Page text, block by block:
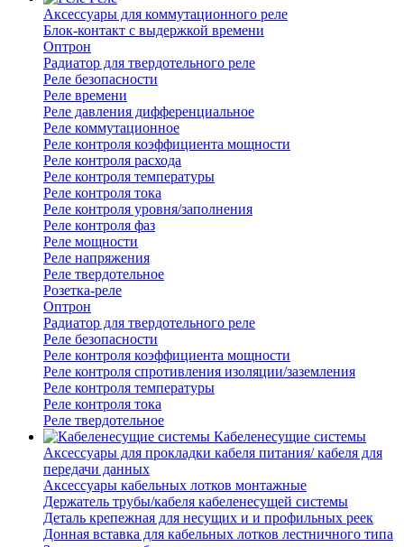
Аксессуары для коммутационного реле
Блок-контакт с выдержкой времени
Оптрон
Радиатор для твердотельного реле
Реле безопасности
Реле времени
Реле давления дифференциальное
Реле коммутационное
Реле контроля коэффициента мощности
Реле контроля расхода
Реле контроля температуры
Реле контроля тока
Реле контроля уровня/заполнения
Реле контроля фаз
Реле мощности
Реле напряжения
Реле твердотельное
Розетка-реле
Оптрон
Радиатор для твердотельного реле
Реле безопасности
Реле контроля коэффициента мощности
Реле контроля спротивления изоляции/заземления
Реле контроля температуры
Реле контроля тока
Реле твердотельное
Кабеленесущие системы
Аксессуары для прокладки кабеля питания/ кабеля для
передачи данных
Аксессуары кабельных лотков монтажные
Держатель трубы/кабеля кабеленесущей системы
Деталь крепежная для несущих и и профильных реек
Донная вставка для кабельных лотков лестничного типа